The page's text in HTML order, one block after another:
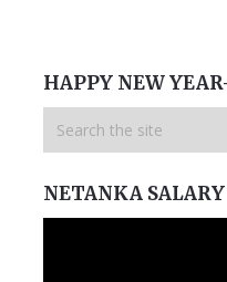
HAPPY NEW
NETANKA